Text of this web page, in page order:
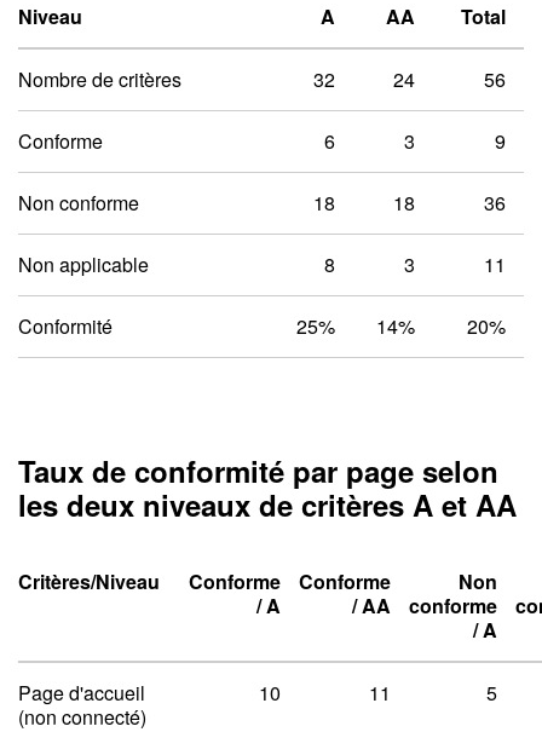
Niveau A Niveau un A
AA Niveau deux
Total
Nombre de critères 32 24 56
Conforme 6 3 9
Non conforme 18 18 36
Non applicable 8 3 11
Conformité 25% 14% 20%
Taux de conformité par page selon
les deux niveaux de critères A et AA
Taux de conformité par
Critères/Niveau
Conforme
/A
Conforme
/AA
Non
conforme
/A
Page d'accueil
(non connecté)
10 11 5